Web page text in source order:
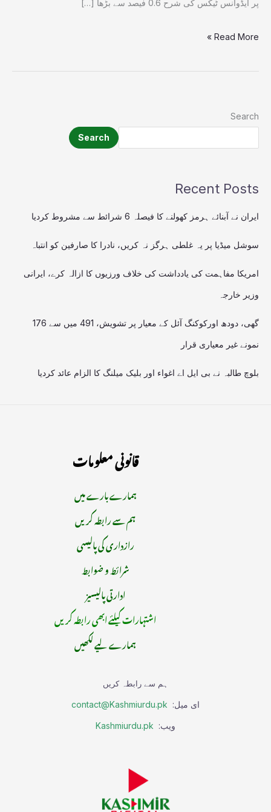
پر ایڈوانس ٹیکس کی شرح 0.6 فیصد سے بڑھا […]
Read More »
Search
Search
Recent Posts
ایران نے آبنائے ہرمز کھولنے کا فیصلہ 6 شرائط سے مشروط کردیا
سوشل میڈیا پر یہ غلطی ہرگز نہ کریں، نادرا کا صارفین کو انتباہ
امریکا مفاہمت کی یادداشت کی خلاف ورزیوں کا ازالہ کرے، ایرانی
وزیر خارجہ
گھی، دودھ اورکوکنگ آئل کے معیار پر تشویش، 491 میں سے 176
نمونے غیر معیاری قرار
بلوچ طالبہ نے بی ایل اے اغواء اور بلیک میلنگ کا الزام عائد کردیا
قانونی معلومات
ہمارے بارے میں
ہم سے رابطہ کریں
رازداری کی پالیسی
شرائط و ضوابط
ادارتی پالیسیز
اشتہارات کیلئے ابھی رابطہ کریں
ہمارے لیے لکھیں
ہم سے رابطہ کریں
ای میل: contact@Kashmiurdu.pk
ویب: Kashmiurdu.pk